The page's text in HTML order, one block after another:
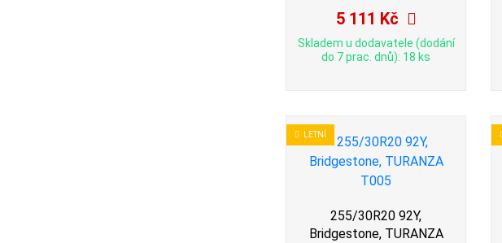
5 111 Kč
Skladem u dodavatele (dodání
do 7 prac. dnů): 18 ks
LETNÍ
255/30R20 92Y,
Bridgestone, TURANZA